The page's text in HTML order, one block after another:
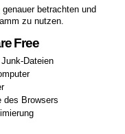
genauer betrachten und
zu nutzen.
Free
Dateien
des Browsers